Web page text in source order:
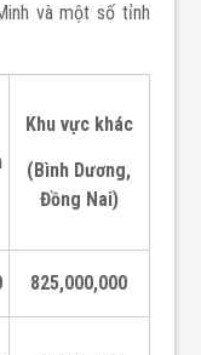
và một số tỉnh
Khu vực khác
(Bình Dương,
Đồng Nai)
825,000,000